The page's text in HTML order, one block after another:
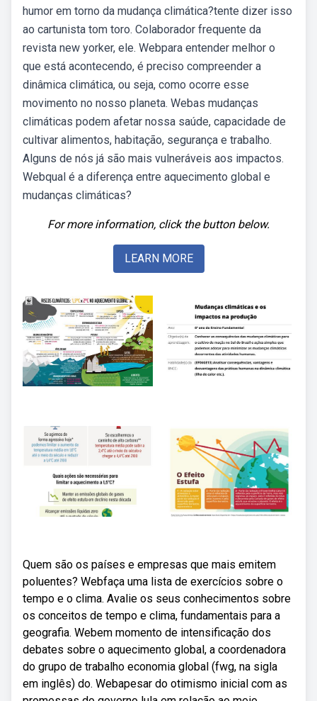
humor em torno da mudança climática?tente dizer isso
ao cartunista tom toro. Colaborador frequente da
revista new yorker, ele. Webpara entender melhor o
que está acontecendo, é preciso compreender a
dinâmica climática, ou seja, como ocorre esse
movimento no nosso planeta. Webas mudanças
climáticas podem afetar nossa saúde, capacidade de
cultivar alimentos, habitação, segurança e trabalho.
Alguns de nós já são mais vulneráveis aos impactos.
Webqual é a diferença entre aquecimento global e
mudanças climáticas?
For more information, click the button below.
LEARN MORE
Quem são os países e empresas que mais emitem
poluentes? Webfaça uma lista de exercícios sobre o
tempo e o clima. Avalie os seus conhecimentos sobre
os conceitos de tempo e clima, fundamentais para a
geografia. Webem momento de intensificação dos
debates sobre o aquecimento global, a coordenadora
do grupo de trabalho economia global (fwg, na sigla
em inglês) do. Webapesar do otimismo inicial com as